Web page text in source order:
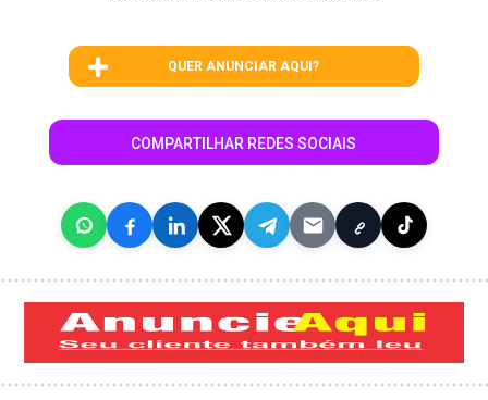
QUER ANUNCIAR AQUI?
COMPARTILHAR REDES SOCIAIS